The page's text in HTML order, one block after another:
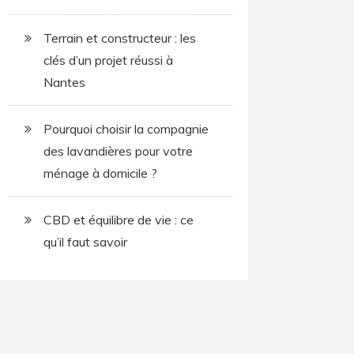
Terrain et constructeur : les
clés d’un projet réussi à
Nantes
Pourquoi choisir la compagnie
des lavandières pour votre
ménage à domicile ?
CBD et équilibre de vie : ce
qu’il faut savoir